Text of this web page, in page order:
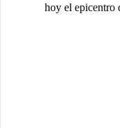
hoy el